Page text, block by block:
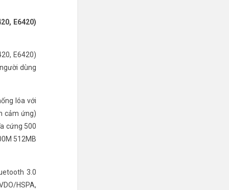
E6420)
E6420)
dùng
lóa với
cảm ứng)
cứng 500
512MB
3.0
HSPA,